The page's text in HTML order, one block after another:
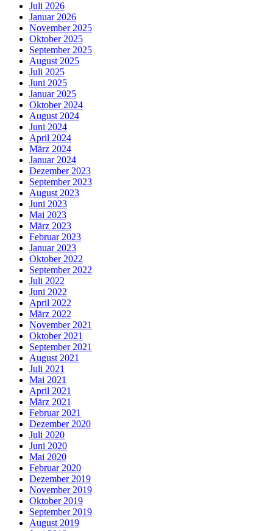
Juli 2026
Januar 2026
November 2025
Oktober 2025
September 2025
August 2025
Juli 2025
Juni 2025
Januar 2025
Oktober 2024
August 2024
Juni 2024
April 2024
März 2024
Januar 2024
Dezember 2023
September 2023
August 2023
Juni 2023
Mai 2023
März 2023
Februar 2023
Januar 2023
Oktober 2022
September 2022
Juli 2022
Juni 2022
April 2022
März 2022
November 2021
Oktober 2021
September 2021
August 2021
Juli 2021
Mai 2021
April 2021
März 2021
Februar 2021
Dezember 2020
Juli 2020
Juni 2020
Mai 2020
Februar 2020
Dezember 2019
November 2019
Oktober 2019
September 2019
August 2019